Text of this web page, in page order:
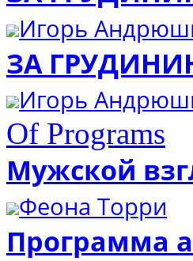
Игорь
ЗА
Игорь
Of Programs
Мужской
Феона Торри
Программа